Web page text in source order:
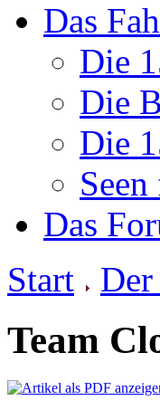
Das
Die
Die
Die
Das
Start
Team